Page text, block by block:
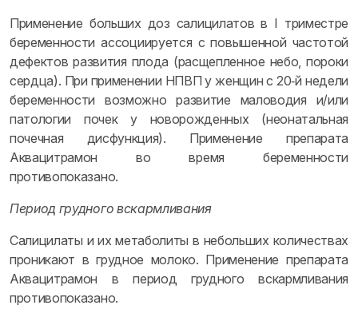
Применение больших доз салицилатов в I триместре
беременности ассоциируется с повышенной частотой
дефектов развития плода (расщепленное небо, пороки
сердца). При применении НПВП у женщин с 20‑й недели
беременности возможно развитие маловодия и/или
патологии почек у новорожденных (неонатальная
почечная дисфункция). Применение препарата
Аквацитрамон во время беременности
противопоказано.
Период грудного вскармливания
Салицилаты и их метаболиты в небольших количествах
проникают в грудное молоко. Применение препарата
Аквацитрамон в период грудного вскармливания
противопоказано.